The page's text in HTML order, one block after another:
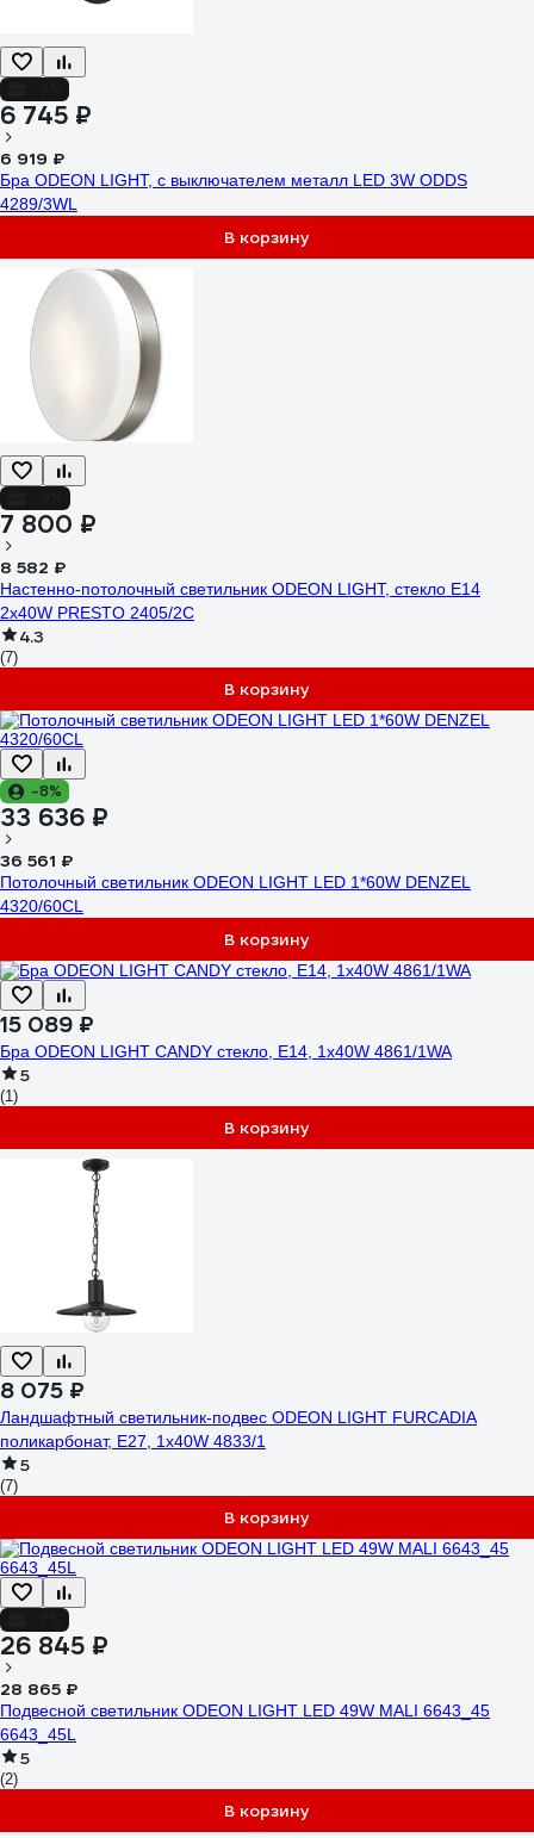
6 745 ₽
6 919 ₽
Бра ODEON LIGHT, с выключателем металл LED 3W ODDS
4289/3WL
В корзину
7 800 ₽
8 582 ₽
Настенно-потолочный светильник ODEON LIGHT, стекло E14
2х40W PRESTO 2405/2C
4.3
(7)
В корзину
-8%
33 636 ₽
36 561 ₽
Потолочный светильник ODEON LIGHT LED 1*60W DENZEL
4320/60CL
В корзину
15 089 ₽
Бра ODEON LIGHT CANDY стекло, E14, 1х40W 4861/1WA
5
(1)
В корзину
8 075 ₽
Ландшафтный светильник-подвес ODEON LIGHT FURCADIA
поликарбонат, E27, 1х40W 4833/1
5
(7)
В корзину
26 845 ₽
28 865 ₽
Подвесной светильник ODEON LIGHT LED 49W MALI 6643_45
6643_45L
5
(2)
В корзину